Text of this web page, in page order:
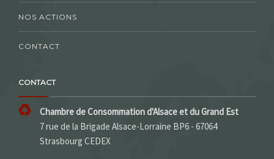
NOS ACTIONS
CONTACT
CONTACT
Chambre de Consommation d'Alsace et du Grand Est
7 rue de la Brigade Alsace-Lorraine BP6 - 67064
Strasbourg CEDEX